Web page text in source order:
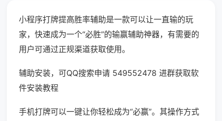
小程序打牌提高胜率辅助是一款可以让一直输的玩
家，快速成为一个“必胜”的输赢辅助神器，有需要的
用户可通过正规渠道获取使用。
辅助安装，可QQ搜索申请 549552478 进群获取软
件安装教程
手机打牌可以一键让你轻松成为“必赢”。其操作方式